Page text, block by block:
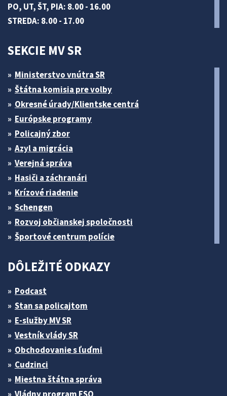
PO, UT, ŠT, PIA: 8.00 - 16.00
STREDA: 8.00 - 17.00
SEKCIE MV SR
Ministerstvo vnútra SR
Štátna komisia pre volby
Okresné úrady/Klientske centrá
Európske programy
Policajný zbor
Azyl a migrácia
Verejná správa
Hasiči a záchranári
Krízové riadenie
Schengen
Rozvoj občianskej spoločnosti
Športové centrum polície
DÔLEŽITÉ ODKAZY
Podcast
Stan sa policajtom
E-služby MV SR
Vestník vlády SR
Obchodovanie s ľuďmi
Cudzinci
Miestna štátna správa